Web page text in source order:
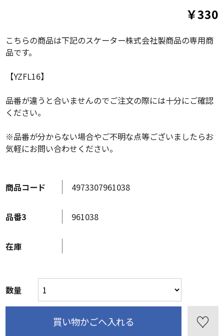
￥330
商品コード 4973307961038
品番3 961038
在庫
数量
こちらの商品は下記のスケーター株式会社製商品の専用商
品です。
【YZFL16】
品番が違うと合いませんのでご注文の際には十分にご確認
ください。
※品番が分からない場合やご不明な点等ございましたらお
気軽にお問い合わせください。